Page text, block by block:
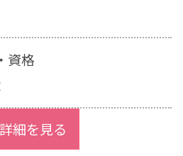
資格
細を見る